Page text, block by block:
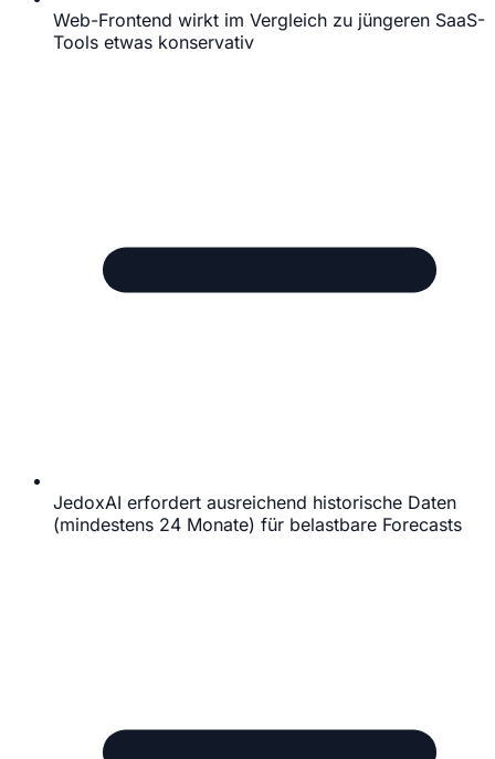
Web-Frontend wirkt im Vergleich zu jüngeren SaaS-
Tools etwas konservativ
JedoxAI erfordert ausreichend historische Daten
(mindestens 24 Monate) für belastbare Forecasts